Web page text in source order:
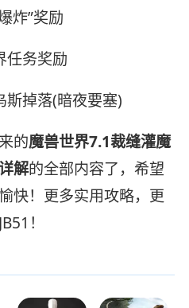
炸”奖励
任务奖励
斯掉落(暗夜要塞)
的魔兽世界7.1裁缝灌魔
解的全部内容了，希望
快！更多实用攻略，更
！